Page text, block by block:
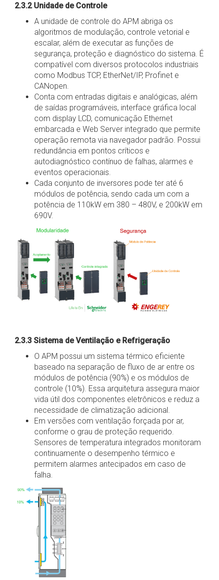
2.3.2 Unidade de Controle
A unidade de controle do APM abriga os
algoritmos de modulação, controle vetorial e
escalar, além de executar as funções de
segurança, proteção e diagnóstico do sistema. É
compatível com diversos protocolos industriais
como Modbus TCP, EtherNet/IP, Profinet e
CANopen.
Conta com entradas digitais e analógicas, além
de saídas programáveis, interface gráfica local
com display LCD, comunicação Ethernet
embarcada e Web Server integrado que permite
operação remota via navegador padrão. Possui
redundância em pontos críticos e
autodiagnóstico contínuo de falhas, alarmes e
eventos operacionais.
Cada conjunto de inversores pode ter até 6
módulos de potência, sendo cada um com a
potência de 110kW em 380 – 480V, e 200kW em
690V.
2.3.3 Sistema de Ventilação e Refrigeração
O APM possui um sistema térmico eficiente
baseado na separação de fluxo de ar entre os
módulos de potência (90%) e os módulos de
controle (10%). Essa arquitetura assegura maior
vida útil dos componentes eletrônicos e reduz a
necessidade de climatização adicional.
Em versões com ventilação forçada por ar,
conforme o grau de proteção requerido.
Sensores de temperatura integrados monitoram
continuamente o desempenho térmico e
permitem alarmes antecipados em caso de
falha.